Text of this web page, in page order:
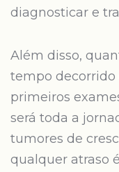
diagnosticar e
Além disso,
tempo decorrido
primeiros
será toda a
tumores de
qualquer atraso